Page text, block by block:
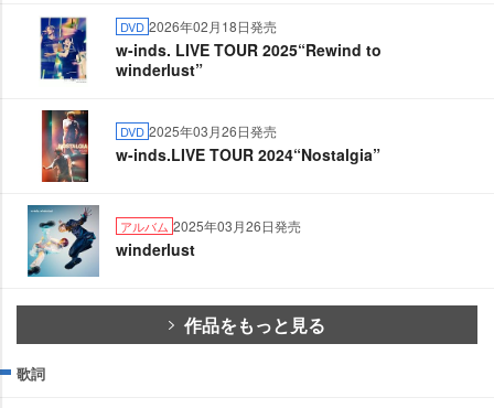
DVD 2026年02月18日発売
w-inds. LIVE TOUR 2025“Rewind to
winderlust”
DVD 2025年03月26日発売
w-inds.LIVE TOUR 2024“Nostalgia”
アルバム 2025年03月26日発売
winderlust
作品をもっと見る
歌詞